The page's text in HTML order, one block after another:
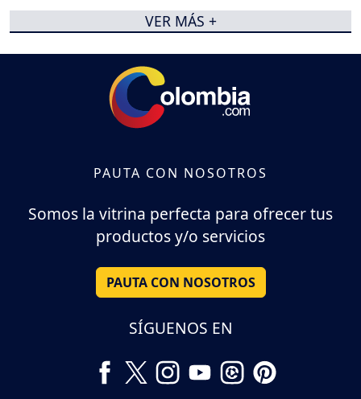
VER MÁS +
PAUTA CON NOSOTROS
Somos la vitrina perfecta para ofrecer tus
productos y/o servicios
PAUTA CON NOSOTROS
SÍGUENOS EN